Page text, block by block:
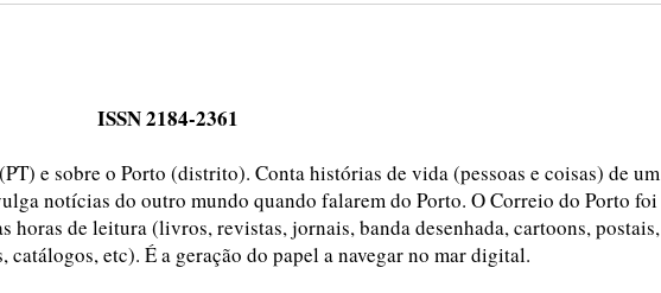
ISSN 2184-2361
e sobre o Porto (distrito). Conta histórias de vida (pessoas e coisas) de um
notícias do outro mundo quando falarem do Porto. O Correio do Porto foi
horas de leitura (livros, revistas, jornais, banda desenhada, cartoons, postais,
catálogos, etc). É a geração do papel a navegar no mar digital.